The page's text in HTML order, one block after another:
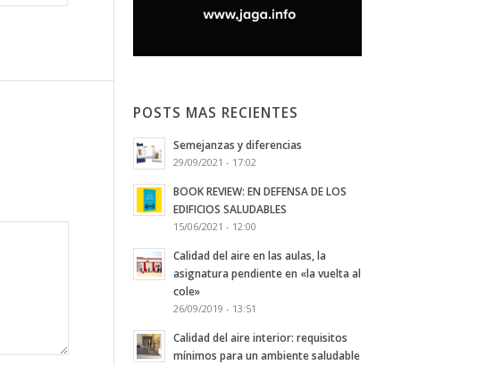
POSTS MAS RECIENTES
Semejanzas y diferencias
29/09/2021 - 17:02
BOOK REVIEW: EN DEFENSA DE LOS
EDIFICIOS SALUDABLES
15/06/2021 - 12:00
Calidad del aire en las aulas, la
asignatura pendiente en «la vuelta al
cole»
26/09/2019 - 13:51
Calidad del aire interior: requisitos
mínimos para un ambiente saludable